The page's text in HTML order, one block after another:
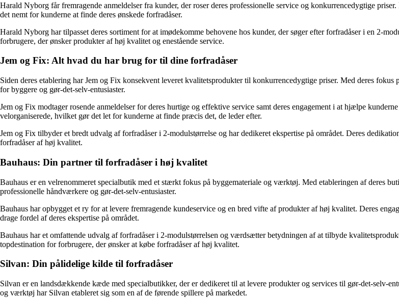
Harald Nyborg får fremragende anmeldelser fra kunder, der roser deres professionelle service og konkurrencedygtige
det nemt for kunderne at finde deres ønskede forfradåser.
Harald Nyborg har tilpasset deres sortiment for at imødekomme behovene hos kunder, der søger efter forfradåser i en 2-
forbrugere, der ønsker produkter af høj kvalitet og enestående service.
Jem og Fix: Alt hvad du har brug for til dine forfradåser
Siden deres etablering har Jem og Fix konsekvent leveret kvalitetsprodukter til konkurrencedygtige priser. Med deres
for byggere og gør-det-selv-entusiaster.
Jem og Fix modtager rosende anmeldelser for deres hurtige og effektive service samt deres engagement i at hjælpe
velorganiserede, hvilket gør det let for kunderne at finde præcis det, de leder efter.
Jem og Fix tilbyder et bredt udvalg af forfradåser i 2-modulstørrelse og har dedikeret ekspertise på området. Deres
forfradåser af høj kvalitet.
Bauhaus: Din partner til forfradåser i høj kvalitet
Bauhaus er en velrenommeret specialbutik med et stærkt fokus på byggemateriale og værktøj. Med etableringen af deres
professionelle håndværkere og gør-det-selv-entusiaster.
Bauhaus har opbygget et ry for at levere fremragende kundeservice og en bred vifte af produkter af høj kvalitet. Deres
drage fordel af deres ekspertise på området.
Bauhaus har et omfattende udvalg af forfradåser i 2-modulstørrelsen og værdsætter betydningen af at tilbyde
topdestination for forbrugere, der ønsker at købe forfradåser af høj kvalitet.
Silvan: Din pålidelige kilde til forfradåser
Silvan er en landsdækkende kæde med specialbutikker, der er dedikeret til at levere produkter og services til gør-det-selv-
og værktøj har Silvan etableret sig som en af de førende spillere på markedet.